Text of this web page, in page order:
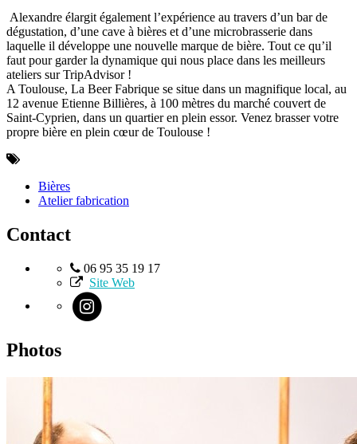
Alexandre élargit également l’expérience au travers d’un bar de
dégustation, d’une cave à bières et d’une microbrasserie dans
laquelle il développe une nouvelle marque de bière. Tout ce qu’il
faut pour garder la dynamique qui nous place dans les meilleurs
ateliers sur TripAdvisor !
A Toulouse, La Beer Fabrique se situe dans un magnifique local, au
12 avenue Etienne Billières, à 100 mètres du marché couvert de
Saint-Cyprien, dans un quartier en plein essor. Venez brasser votre
propre bière en plein cœur de Toulouse !
Bières
Atelier fabrication
Contact
06 95 35 19 17
Site Web
Photos